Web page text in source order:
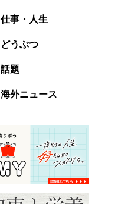
仕事・人生
どうぶつ
話題
海外ニュース